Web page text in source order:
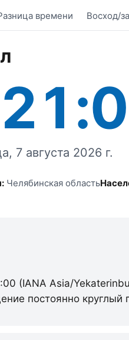
времени Восход/
7 августа 2026 г.
Челябинская область
(IANA Asia/
постоянно круглый